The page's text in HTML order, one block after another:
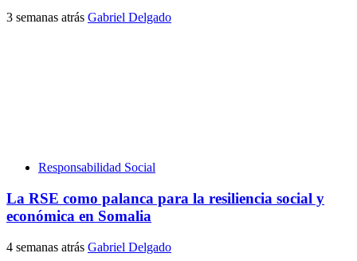
3 semanas atrás Gabriel Delgado
Responsabilidad Social
La RSE como palanca para la resiliencia social y
económica en Somalia
4 semanas atrás Gabriel Delgado